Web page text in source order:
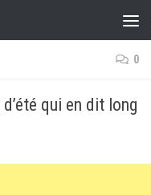
0
qui en dit long